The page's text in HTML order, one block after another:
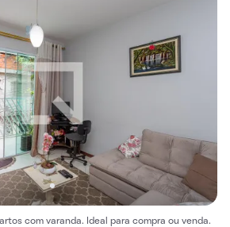
com varanda. Ideal para compra ou venda.